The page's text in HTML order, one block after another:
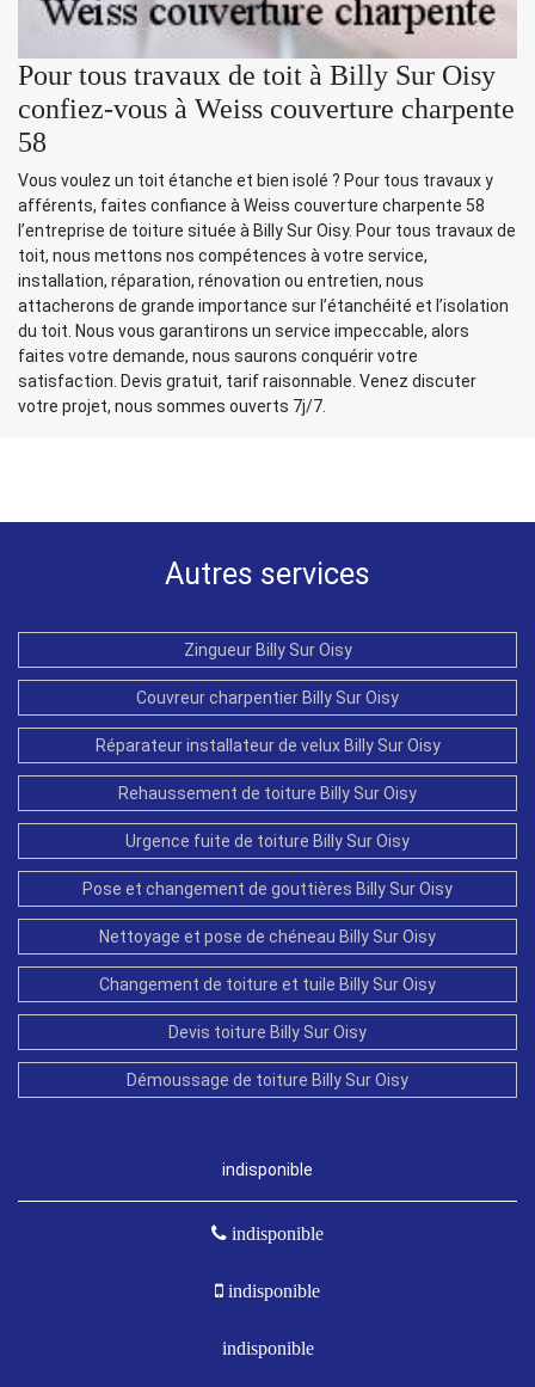
Pour tous travaux de toit à Billy Sur Oisy
confiez-vous à Weiss couverture charpente
58
Vous voulez un toit étanche et bien isolé ? Pour tous travaux y
afférents, faites confiance à Weiss couverture charpente 58
l’entreprise de toiture située à Billy Sur Oisy. Pour tous travaux de
toit, nous mettons nos compétences à votre service,
installation, réparation, rénovation ou entretien, nous
attacherons de grande importance sur l’étanchéité et l’isolation
du toit. Nous vous garantirons un service impeccable, alors
faites votre demande, nous saurons conquérir votre
satisfaction. Devis gratuit, tarif raisonnable. Venez discuter
votre projet, nous sommes ouverts 7j/7.
Autres services
Zingueur Billy Sur Oisy
Couvreur charpentier Billy Sur Oisy
Réparateur installateur de velux Billy Sur Oisy
Rehaussement de toiture Billy Sur Oisy
Urgence fuite de toiture Billy Sur Oisy
Pose et changement de gouttières Billy Sur Oisy
Nettoyage et pose de chéneau Billy Sur Oisy
Changement de toiture et tuile Billy Sur Oisy
Devis toiture Billy Sur Oisy
Démoussage de toiture Billy Sur Oisy
indisponible
indisponible
indisponible
indisponible